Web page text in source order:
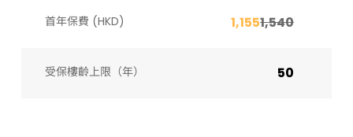
首年保費 (HKD) 1,1551,540
受保樓齡上限（年）​ 50